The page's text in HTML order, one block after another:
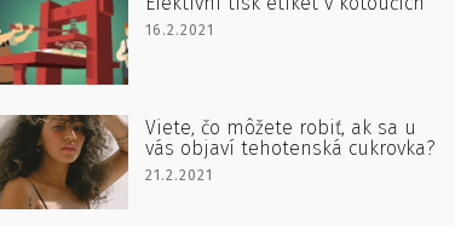
16.2.2021
Viete, čo môžete robiť, ak sa u
vás objaví tehotenská cukrovka?
21.2.2021